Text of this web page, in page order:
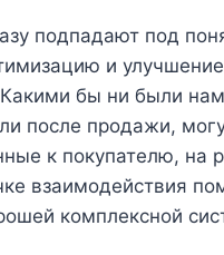
подпадают под
и
бы ни были
после продажи,
к покупателю, на
взаимодействия
комплексной